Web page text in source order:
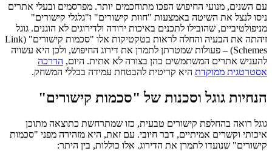
עם השנים, מנועי החיפוש הפכו מתוחכמים יותר. מפרסמים ובעלי אתרים
ניסו לנצל את השיטה באמצעות "חוות קישורים" ו"גלגלי קישורים"
מניפולטיביים, שהובילו לתכנים באיכות ירודה ולדירוגים לא הוגנים. גוגל
זיהתה את הבעיה והחלה לראות בטקטיקות אלו "סכמות קישורים" (Link
Schemes) – פעולות שמטרתן לתמרן את דירוג החיפוש, ולכן היא עשויה
להעניש אתרים המשתמשים בהן בצורה לא אתית. היום, הדרכה
אסטרטגית ממוקדת היא קריטית להבטחת עמידה בכללי המשחק.
הנחיות גוגל וסכנות של "סכמות קישורים"
גוגל רואה בהחלפת קישורים טבעית, כזו שמתרחשת כתוצאה מתוכן
איכותי וקשרים אמיתיים, דבר חיובי. עם זאת, היא מזהירה מפני "סכמות
קישורים" שנועדו לתמרן את הדירוג. אלו כוללות, בין היתר: